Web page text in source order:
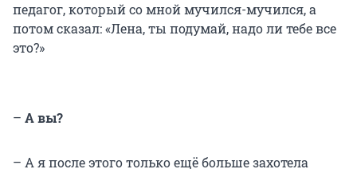
педагог, который со мной мучился-мучился, а
потом сказал: «Лена, ты подумай, надо ли тебе все
это?»
– А вы?
– А я после этого только ещё больше захотела